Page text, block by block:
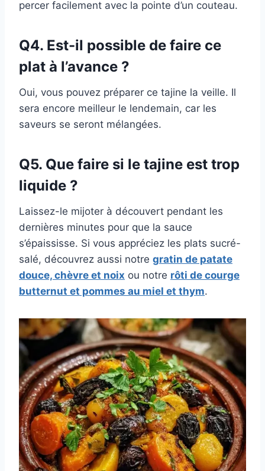
percer facilement avec la pointe d’un couteau.
Q4. Est-il possible de faire ce
plat à l’avance ?
Oui, vous pouvez préparer ce tajine la veille. Il
sera encore meilleur le lendemain, car les
saveurs se seront mélangées.
Q5. Que faire si le tajine est trop
liquide ?
Laissez-le mijoter à découvert pendant les
dernières minutes pour que la sauce
s’épaississe. Si vous appréciez les plats sucré-
salé, découvrez aussi notre gratin de patate
douce, chèvre et noix ou notre rôti de courge
butternut et pommes au miel et thym.